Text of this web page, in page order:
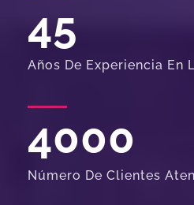
45
Años De Experiencia En
4000
Número De Clientes